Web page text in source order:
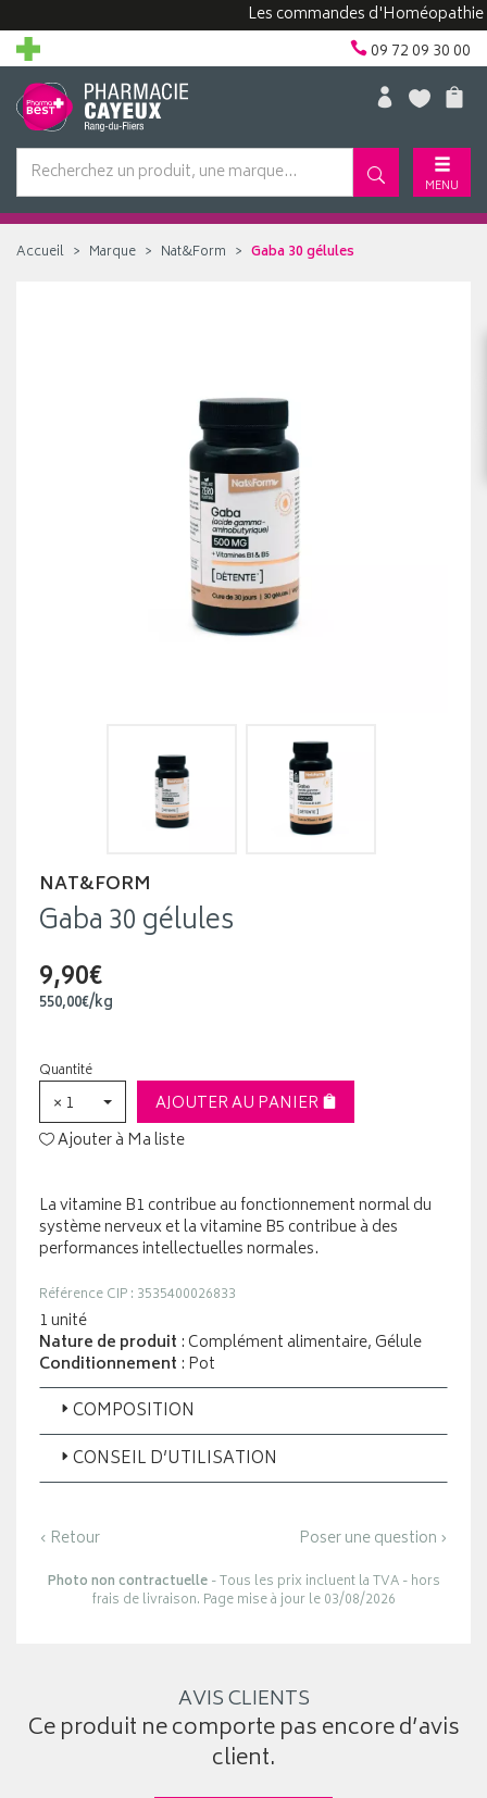
Les commandes d'Homéopathie
09 72 09 30 00
MENU
Accueil Marque Nat&Form Gaba 30 gélules
NAT&FORM
Gaba 30 gélules
9,90€
550,00€/kg
Quantité
× 1
AJOUTER AU PANIER
Ajouter à Ma liste
La vitamine B1 contribue au fonctionnement normal du
système nerveux et la vitamine B5 contribue à des
performances intellectuelles normales.
Référence CIP : 3535400026833
1 unité
Nature de produit : Complément alimentaire, Gélule
Conditionnement : Pot
COMPOSITION
CONSEIL D’UTILISATION
‹ Retour Poser une question ›
Photo non contractuelle- Tous les prix incluent la TVA - hors
frais de livraison. Page mise à jour le 03/08/2026
AVIS CLIENTS
Ce produit ne comporte pas encore d’avis
client.